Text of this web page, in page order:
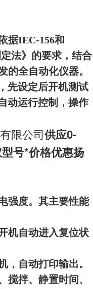
据IEC-156和
法》的要求，结合
的全自动化仪器。
先设定后开机测试
动运行控制，操作
限公司 供应0-
号*价格优惠扬
强度。其主要性能
机自动进入复位状
，自动打印输出。
搅拌、 静置时间、